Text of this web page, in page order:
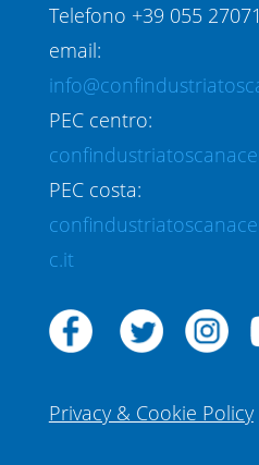
Telefono +39 055 27071
email:
PEC centro:
PEC costa:
c.it
Privacy & Cookie Policy